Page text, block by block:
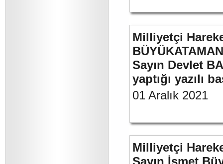
Milliyetçi
Sayın Devlet
yaptığı yazılı
01 Aralık 2021
Milliyetçi
Sayın İsmet